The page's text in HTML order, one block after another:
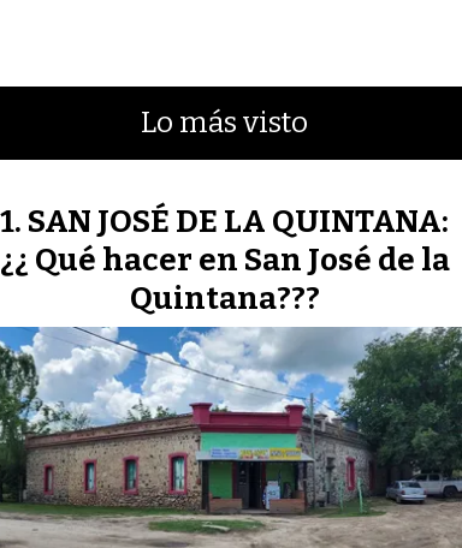
Lo más visto
SAN JOSÉ DE LA QUINTANA:
¿¿ Qué hacer en San José de la
Quintana???